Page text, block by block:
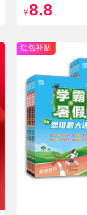
¥ 8.8
红包补贴